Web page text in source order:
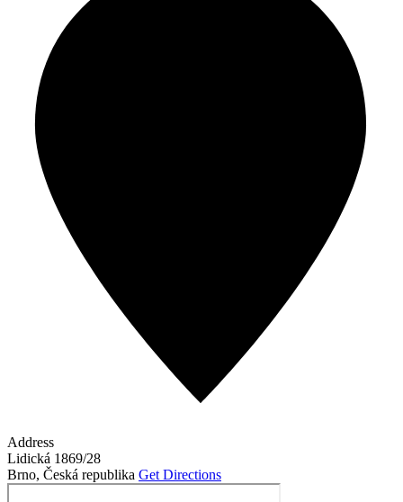
Address
Lidická 1869/28
Brno, Česká republika Get Directions